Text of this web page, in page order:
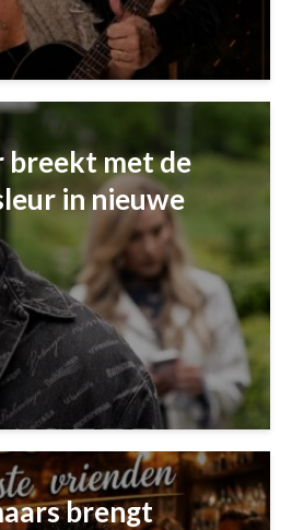
breekt met de
in nieuwe
brengt